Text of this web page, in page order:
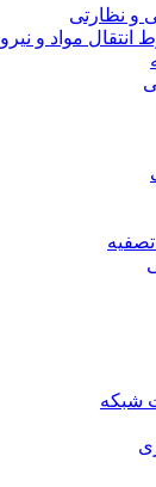
و نظارتی
مواد و نیرو
شبکه